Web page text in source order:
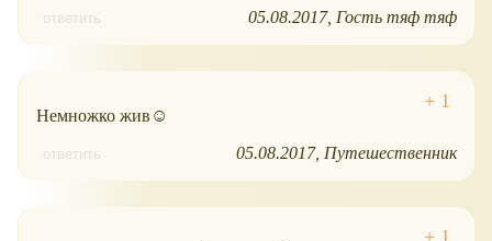
ответить 05.08.2017 Гость тяф тяф
Немножко жив☺
ответить 05.08.2017 Путешественник